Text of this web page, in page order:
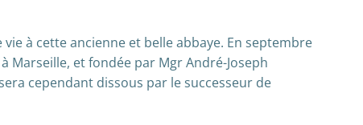
à cette ancienne et belle abbaye. En septembre
Marseille, et fondée par Mgr André-Joseph
cependant dissous par le successeur de